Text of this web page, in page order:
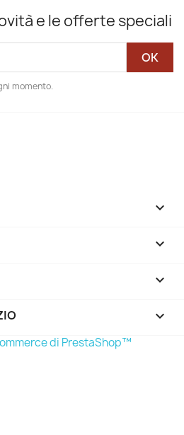
e le offerte speciali
momento.



keyboard_arrow_down
di PrestaShop™